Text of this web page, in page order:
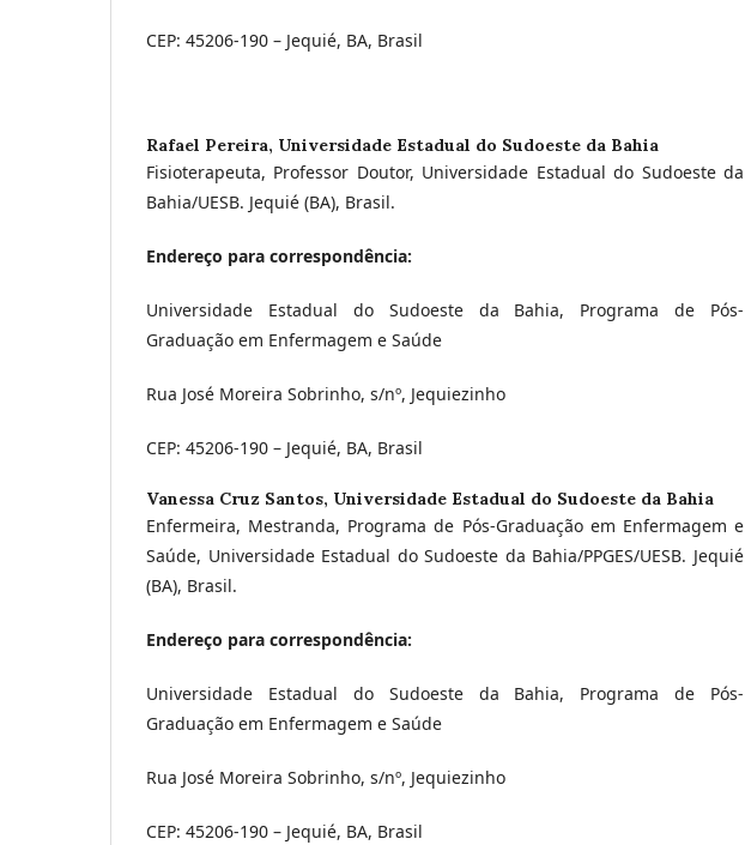
CEP: 45206-190 – Jequié, BA, Brasil
Rafael Pereira, Universidade Estadual do Sudoeste da Bahia
Fisioterapeuta, Professor Doutor, Universidade Estadual do Sudoeste da
Bahia/UESB. Jequié (BA), Brasil.
Endereço para correspondência:
Universidade Estadual do Sudoeste da Bahia, Programa de Pós-
Graduação em Enfermagem e Saúde
Rua José Moreira Sobrinho, s/nº, Jequiezinho
CEP: 45206-190 – Jequié, BA, Brasil
Vanessa Cruz Santos, Universidade Estadual do Sudoeste da Bahia
Enfermeira, Mestranda, Programa de Pós-Graduação em Enfermagem e
Saúde, Universidade Estadual do Sudoeste da Bahia/PPGES/UESB. Jequié
(BA), Brasil.
Endereço para correspondência:
Universidade Estadual do Sudoeste da Bahia, Programa de Pós-
Graduação em Enfermagem e Saúde
Rua José Moreira Sobrinho, s/nº, Jequiezinho
CEP: 45206-190 – Jequié, BA, Brasil